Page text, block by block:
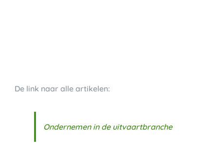
De link naar alle artikelen:
Ondernemen in de uitvaartbranche